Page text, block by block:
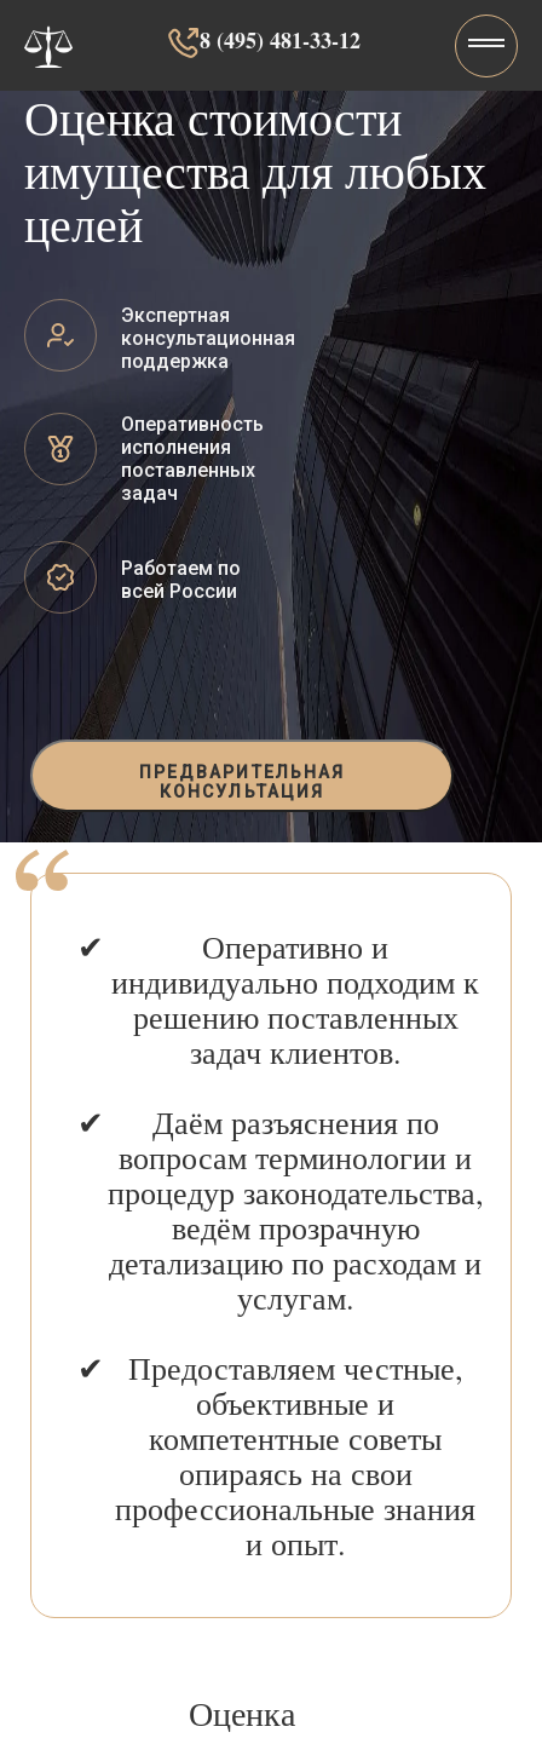
8 (495) 481-33-12‬‬
Оценка стоимости
имущества для любых
целей
Экспертная
консультационная
поддержка
Оперативность
исполнения
поставленных
задач
Работаем по
всей России
ПРЕДВАРИТЕЛЬНАЯ
КОНСУЛЬТАЦИЯ
Оперативно и
индивидуально подходим к
решению поставленных
задач клиентов.
Даём разъяснения по
вопросам терминологии и
процедур законодательства,
ведём прозрачную
детализацию по расходам и
услугам.
Предоставляем честные,
объективные и
компетентные советы
опираясь на свои
профессиональные знания
и опыт.
Оценка